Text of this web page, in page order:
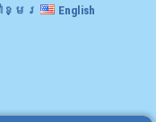
ខ្មែរ English